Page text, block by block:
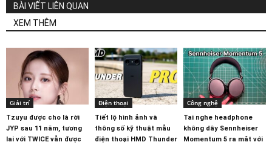
BÀI VIẾT LIÊN QUAN
XEM THÊM
Giải trí
Tzuyu được cho là rời
JYP sau 11 năm, tương
lai với TWICE vẫn được
Điện thoại
Tiết lộ hình ảnh và
thông số kỹ thuật mẫu
điện thoại HMD Thunder
Công nghệ
Tai nghe headphone
không dây Sennheiser
Momentum 5 ra mắt với